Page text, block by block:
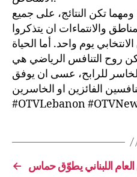
تكن النتائج، على جميع
والانتماءات ان يتذكروا
يوم واحد. أما الحياة
روح التنافس الرياضي هي
الخاسر للرابح، عسى ان يوفق
#OTVLebanon
←
اللبناني يطوّق حماس